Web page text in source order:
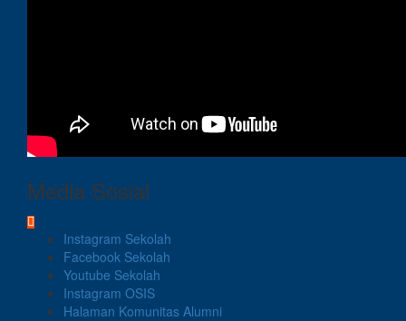
Media Sosial
Instagram Sekolah
Facebook Sekolah
Youtube Sekolah
Instagram OSIS
Halaman Komunitas Alumni